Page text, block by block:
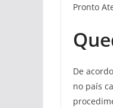
Pronto
De
no país